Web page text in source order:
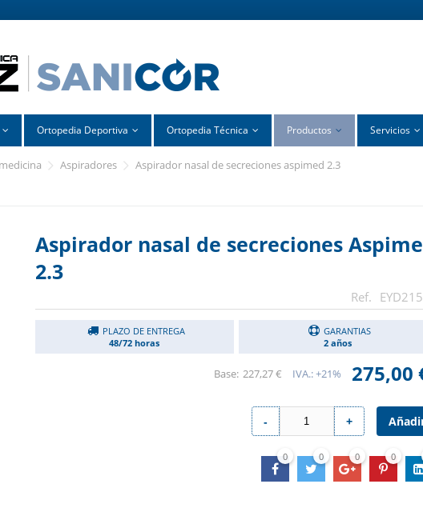
Ortopedia Deportiva Ortopedia Técnica Productos Servicios
aspiradores aspirador nasal de secreciones aspimed 2.3
Aspirador nasal de secreciones
2.3
PLAZO DE ENTREGA
48/72 horas
GARANTIAS
2 años
227,27 € IVA.:+21% 275,00
- +
0 0 0 0